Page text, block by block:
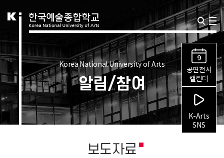
9
공연전시
캘린더
K-Arts
SNS
Korea National University of Arts
알림/참여
보도자료